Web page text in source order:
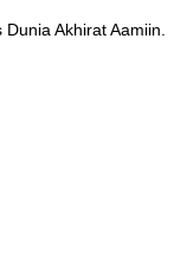
Akhirat Aamiin.